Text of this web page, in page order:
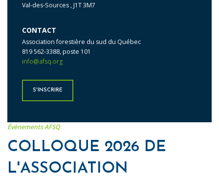
Val-des-Sources ,J1T 3M7
CONTACT
Association forestière du sud du Québec
819 562-3388, poste 101
info@afsq.org
S'INSCRIRE
Évènements AFSQ
COLLOQUE 2026 DE
L'ASSOCIATION